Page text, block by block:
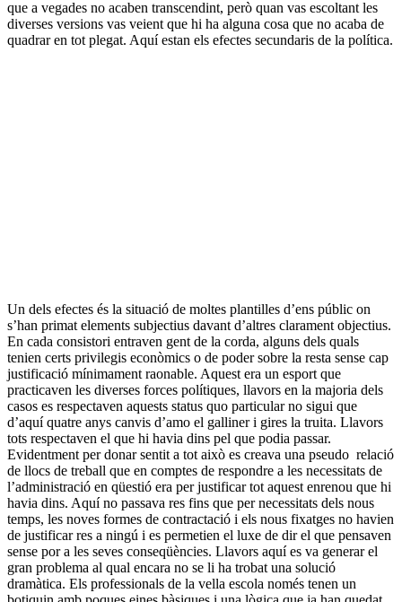
que a vegades no acaben transcendint, però quan vas escoltant les
diverses versions vas veient que hi ha alguna cosa que no acaba de
quadrar en tot plegat. Aquí estan els efectes secundaris de la política.
Un dels efectes és la situació de moltes plantilles d’ens públic on
s’han primat elements subjectius davant d’altres clarament objectius.
En cada consistori entraven gent de la corda, alguns dels quals
tenien certs privilegis econòmics o de poder sobre la resta sense cap
justificació mínimament raonable. Aquest era un esport que
practicaven les diverses forces polítiques, llavors en la majoria dels
casos es respectaven aquests status quo particular no sigui que
d’aquí quatre anys canvis d’amo el galliner i gires la truita. Llavors
tots respectaven el que hi havia dins pel que podia passar.
Evidentment per donar sentit a tot això es creava una pseudo relació
de llocs de treball que en comptes de respondre a les necessitats de
l’administració en qüestió era per justificar tot aquest enrenou que hi
havia dins. Aquí no passava res fins que per necessitats dels nous
temps, les noves formes de contractació i els nous fixatges no havien
de justificar res a ningú i es permetien el luxe de dir el que pensaven
sense por a les seves conseqüències. Llavors aquí es va generar el
gran problema al qual encara no se li ha trobat una solució
dramàtica. Els professionals de la vella escola només tenen un